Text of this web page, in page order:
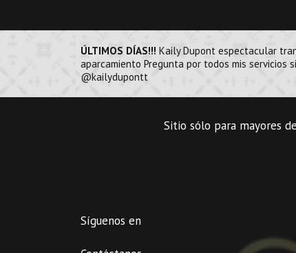
ÚLTIMOS DÍAS!!! Kaily Dupont espectacular
aparcamiento Pregunta por todos mis
@kailydupontt
Sitio sólo para mayores
Síguenos en